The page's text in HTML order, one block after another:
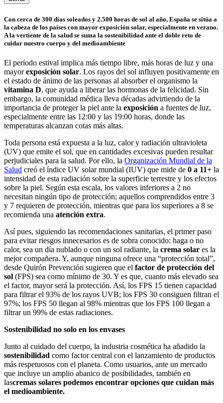
Con cerca de 300 días soleados y 2.500 horas de sol al año, España se sitúa a
la cabeza de los países con mayor exposición solar, especialmente en verano.
A la vertiente de la salud se suma la sostenibilidad ante el doble reto de
cuidar nuestro cuerpo y del medioambiente
El período estival implica más tiempo libre, más horas de luz y una
mayorexposición solar. Los rayos del sol influyen positivamente en
el estado de ánimo de las personas al absorber el organismo la
vitamina D, que ayuda a liberar las hormonas de la felicidad. Sin
embargo, la comunidad médica lleva décadas advirtiendo de la
importancia de proteger la piel ante la exposición a fuentes de luz,
especialmente entre las 12:00 y las 19:00 horas, donde las
temperaturas alcanzan cotas más altas.
Toda persona está expuesta a la luz, calor y radiación ultravioleta
(UV) que emite el sol, que en cantidades excesivas pueden resultar
perjudiciales para la salud. Por ello, la Organización Mundial de la
Salud creó el índice UV solar mundial (IUV) que mide de 0 a 11+ la
intensidad de esta radiación sobre la superficie terrestre y los efectos
sobre la piel. Según esta escala, los valores inferiores a 2 no
necesitan ningún tipo de protección; aquellos comprendidos entre 3
y 7 requieren de protección, mientras que para los superiores a 8 se
recomienda una atención extra.
Así pues, siguiendo las recomendaciones sanitarias, el primer paso
para evitar riesgos innecesarios es de sobra conocido: haga o no
calor, sea un día nublado o con un sol radiante, la crema solar es la
mejor compañera. Y, aunque ninguna ofrece una “protección total”,
desde Quirón Prevención sugieren que el factor de protección del
sol (FPS) sea como mínimo de 30. Y es que, cuanto más elevado sea
el factor, mayor será la protección. Así, los FPS 15 tienen capacidad
para filtrar el 93% de los rayos UVB; los FPS 30 consiguen filtran el
97%; los FPS 50 llegan al 98% mientras que los FPS 100 llegan a
filtrar un 99% de estas radiaciones.
Sostenibilidad no solo en los envases
Junto al cuidado del cuerpo, la industria cosmética ha añadido la
sostenibilidad como factor central con el lanzamiento de productos
más respetuosos con el planeta. Como usuarios, ante un mercado
que incluye un amplio abanico de posibilidades, también en
lascremas solares podemos encontrar opciones que cuidan más
el medioambiente.